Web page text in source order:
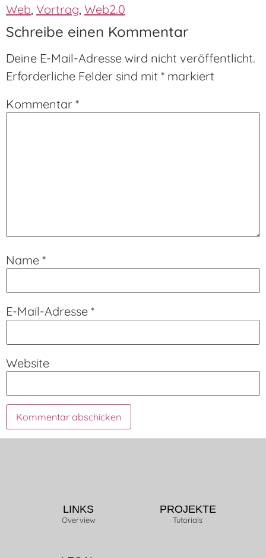
Web, Vortrag, Web2.0
Schreibe einen Kommentar
Deine E-Mail-Adresse wird nicht veröffentlicht.
Erforderliche Felder sind mit * markiert
Kommentar *
Name *
E-Mail-Adresse *
Website
LINKS
Overview
PROJEKTE
Tutorials